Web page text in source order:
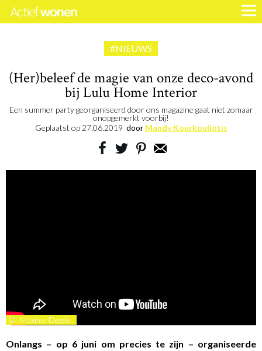
#NIEUWS
(Her)beleef de magie van onze deco-avond
bij Lulu Home Interior
Een summer party georganiseerd door ons magazine gaat niet zomaar
onopgemerkt voorbij!
Geplaatst op 27.06.2019 door Mandy Kourkouliotis
© Maxime Degée
Onlangs – op 6 juni om precies te zijn – organiseerde